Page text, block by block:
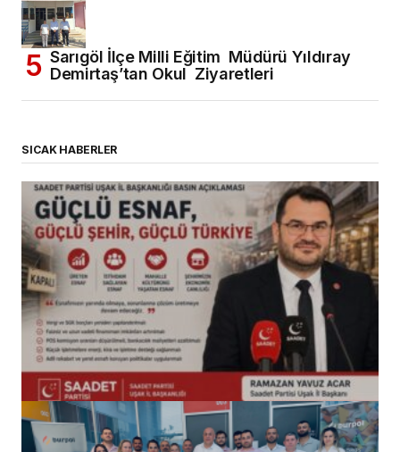
Sarıgöl İlçe Milli Eğitim Müdürü Yıldıray
Demirtaş’tan Okul Ziyaretleri
SICAK HABERLER
(başlıksız)
Alaattin Karahan tarafından 14/07/2026